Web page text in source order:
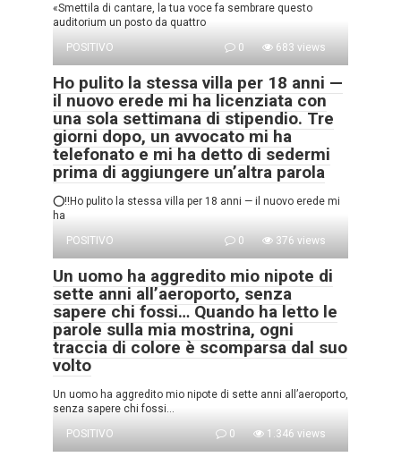
«Smettila di cantare, la tua voce fa sembrare questo
auditorium un posto da quattro
POSITIVO
0 683 views
Ho pulito la stessa villa per 18 anni —
il nuovo erede mi ha licenziata con
una sola settimana di stipendio. Tre
giorni dopo, un avvocato mi ha
telefonato e mi ha detto di sedermi
prima di aggiungere un’altra parola
⭕‼️Ho pulito la stessa villa per 18 anni — il nuovo erede mi
ha
POSITIVO
0 376 views
Un uomo ha aggredito mio nipote di
sette anni all’aeroporto, senza
sapere chi fossi… Quando ha letto le
parole sulla mia mostrina, ogni
traccia di colore è scomparsa dal suo
volto
Un uomo ha aggredito mio nipote di sette anni all’aeroporto,
senza sapere chi fossi…
POSITIVO
0 1.346 views